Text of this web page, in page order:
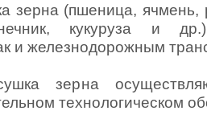
зерна (пшеница,
кукуруза и
и железнодорожным
зерна
технологическом